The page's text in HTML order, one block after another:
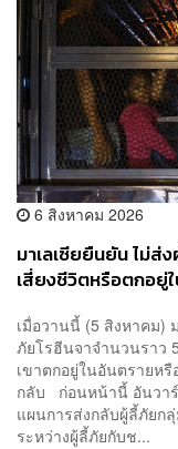
6 สิงหาคม 2026
มาเลเซียยืนยัน ไม่ส่
เสี่ยงชีวิตหรือตกอยู่
เมื่อวานนี้ (5 สิงหาคม)
ภัยโรฮีนจาจำนวนราว
เขาตกอยู่ในอันตรายหรื
กลับ ก่อนหน้านี้ อันวาร์
แผนการส่งกลับผู้ลี้ภัยก
ระหว่างผู้ลี้ภัยกับช...